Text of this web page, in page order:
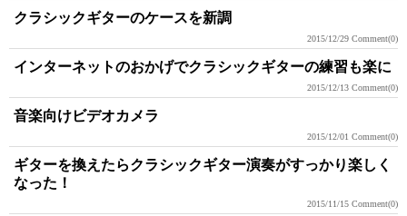
クラシックギターのケースを新調
2015/12/29 Comment(0)
インターネットのおかげでクラシックギターの練習も楽に
2015/12/13 Comment(0)
音楽向けビデオカメラ
2015/12/01 Comment(0)
ギターを換えたらクラシックギター演奏がすっかり楽しく
なった！
2015/11/15 Comment(0)